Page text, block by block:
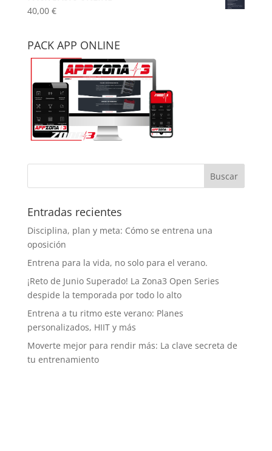
40,00 €
PACK APP ONLINE
Entradas recientes
Disciplina, plan y meta: Cómo se entrena una
oposición
Entrena para la vida, no solo para el verano.
¡Reto de Junio Superado! La Zona3 Open Series
despide la temporada por todo lo alto
Entrena a tu ritmo este verano: Planes
personalizados, HIIT y más
Moverte mejor para rendir más: La clave secreta de
tu entrenamiento